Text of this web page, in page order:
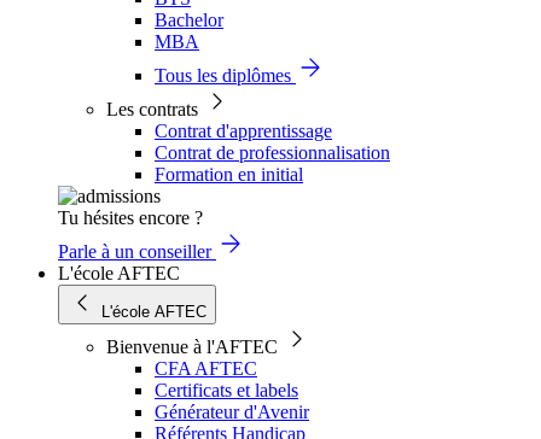
Bachelor
MBA
Tous les diplômes
Les contrats
Contrat d'apprentissage
Contrat de professionnalisation
Formation en initial
Tu hésites encore ?
Parle à un conseiller
L'école AFTEC
L'école AFTEC
Bienvenue à l'AFTEC
CFA AFTEC
Certificats et labels
Générateur d'Avenir
Référents Handicap